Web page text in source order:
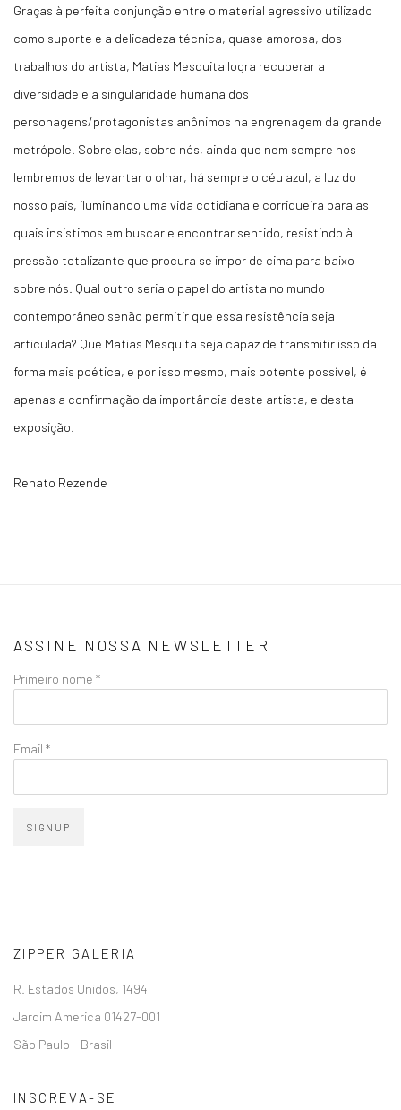
Graças à perfeita conjunção entre o material agressivo utilizado
como suporte e a delicadeza técnica, quase amorosa, dos
trabalhos do artista, Matias Mesquita logra recuperar a
diversidade e a singularidade humana dos
personagens/protagonistas anônimos na engrenagem da grande
metrópole. Sobre elas, sobre nós, ainda que nem sempre nos
lembremos de levantar o olhar, há sempre o céu azul, a luz do
nosso país, iluminando uma vida cotidiana e corriqueira para as
quais insistimos em buscar e encontrar sentido, resistindo à
pressão totalizante que procura se impor de cima para baixo
sobre nós. Qual outro seria o papel do artista no mundo
contemporâneo senão permitir que essa resistência seja
articulada? Que Matias Mesquita seja capaz de transmitir isso da
forma mais poética, e por isso mesmo, mais potente possível, é
apenas a confirmação da importância deste artista, e desta
exposição.
Renato Rezende
ASSINE NOSSA NEWSLETTER
Primeiro nome *
Email *
SIGNUP
ZIPPER GALERIA
R. Estados Unidos, 1494
Jardim America 01427-001
São Paulo - Brasil
INSCREVA-SE